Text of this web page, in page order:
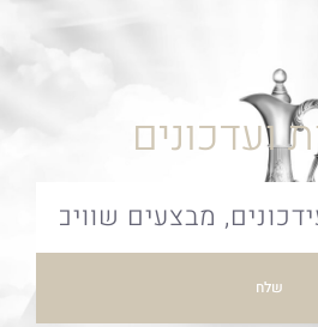
ועדכונים
שלח